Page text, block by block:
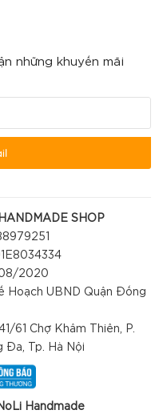
những khuyến mãi
SHOP
2020
Hoạch UBND Quận Đống
61 Chợ Khâm Thiên, P.
Đa, Tp. Hà Nội
NoLi Handmade